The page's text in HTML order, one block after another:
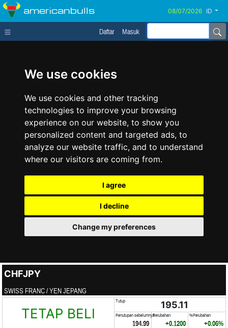
We use cookies
We use cookies and other tracking
technologies to improve your browsing
experience on our website, to show you
personalized content and targeted ads, to
analyze our website traffic, and to understand
where our visitors are coming from.
I agree
I decline
Change my preferences
americanbulls ID
Daftar Masuk
CHFJPY
SWISS FRANC / YEN JEPANG
TETAP BELI
Tutup 195.11
Penutupan sebelumnya
194.99
Perubahan
+0.1200
%Perubahan
+0.06%